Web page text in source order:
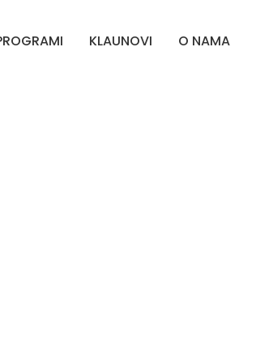
KLAUNOVI O NAMA